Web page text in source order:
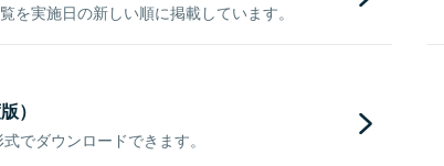
を実施日の新しい順に掲載しています。
）
でダウンロードできます。